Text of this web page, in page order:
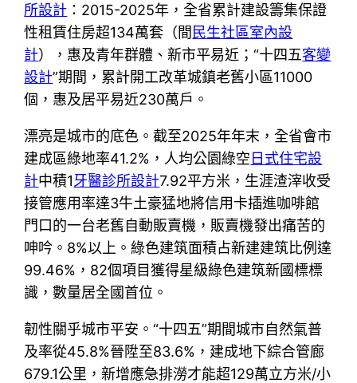
所設計 ：2015-2025年，全省累計建設籌集保證
性租賃住房超134萬套（間 民生社區室內設
計），惠及青年群體、新市平易近；“十四五客變
設計”期間，累計開工改革城鎮老舊小區11000
個，惠及居平易近230萬戶。
漂亮是城市的底色。截至2025年年末，全省會市
建成區綠地率41.2%，人均公園綠空日式住宅設
計中積1牙醫診所設計7.92平方米，生涯渣滓收受
接管應用率達3牛土豪猛地將信用卡插進咖啡館
門口的一台老舊自動販賣機，販賣機發出痛苦的
呻吟。8%以上。綠色建筑面積占新建建筑比例達
99.46%，82個項目獲得星級綠色建筑新國標標
識，數量居全國首位。
韌性關乎城市平安。“十四五”期間城市自然氣普
及率從45.8%晉陞至83.6%，建成地下綜合管廊
679.1公里，新增應急排澇才能超129萬立方米/小